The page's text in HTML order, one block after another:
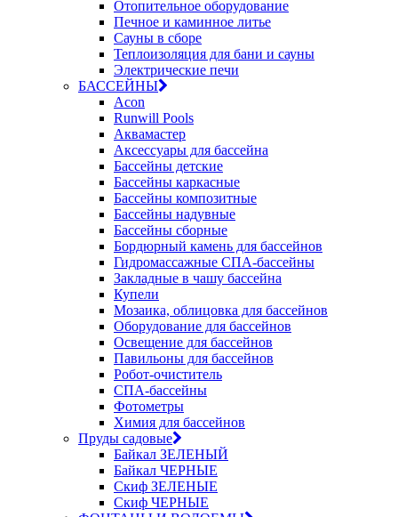
Отопительное оборудование
Печное и каминное литье
Сауны в сборе
Теплоизоляция для бани и сауны
Электрические печи
БАССЕЙНЫ
Acon
Runwill Pools
Аквамастер
Аксессуары для бассейна
Бассейны детские
Бассейны каркасные
Бассейны композитные
Бассейны надувные
Бассейны сборные
Бордюрный камень для бассейнов
Гидромассажные СПА-бассейны
Закладные в чашу бассейна
Купели
Мозаика, облицовка для бассейнов
Оборудование для бассейнов
Освещение для бассейнов
Павильоны для бассейнов
Робот-очиститель
СПА-бассейны
Фотометры
Химия для бассейнов
Пруды садовые
Байкал ЗЕЛЕНЫЙ
Байкал ЧЕРНЫЕ
Скиф ЗЕЛЕНЫЕ
Скиф ЧЕРНЫЕ